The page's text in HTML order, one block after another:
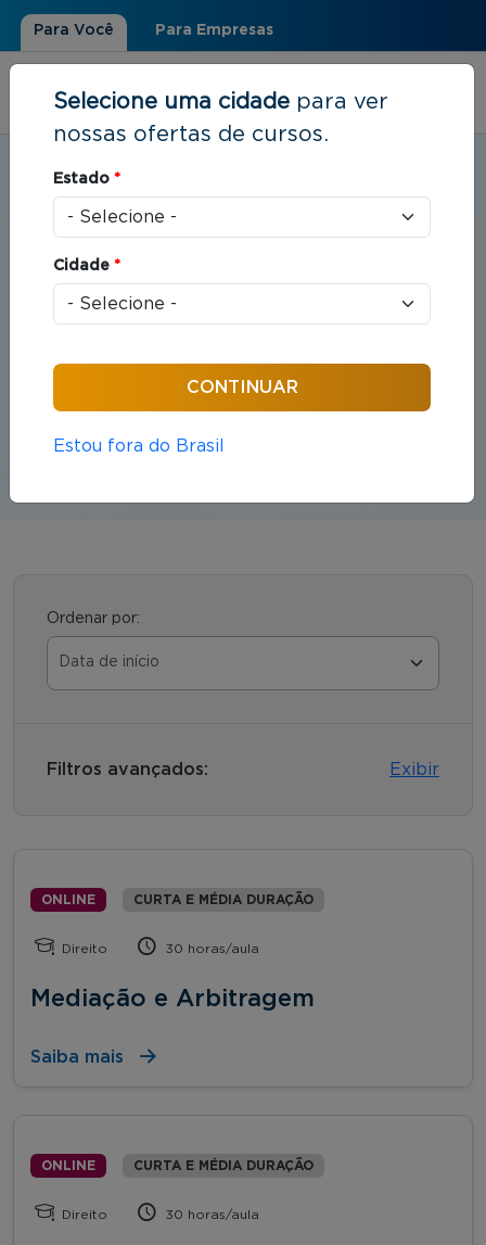
Para Você Para Empresas
Estudar em:Santos, SP
Você está aqui
Cursos em Direito
jurídicas que organizam as relações entre indivíduos
e sociedade.
Ordenar por:
Filtros avançados: Exibir
ONLINE CURTA E MÉDIA DURAÇÃO
Direito 30 horas/aula
Mediação e Arbitragem
Saiba mais
ONLINE CURTA E MÉDIA DURAÇÃO
Direito 30 horas/aula
Selecione uma cidade para ver
nossas ofertas de cursos.
Estado *
Cidade *
Estou fora do Brasil